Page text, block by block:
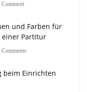
Comment
und Farben für
einer Partitur
Comments
beim Einrichten